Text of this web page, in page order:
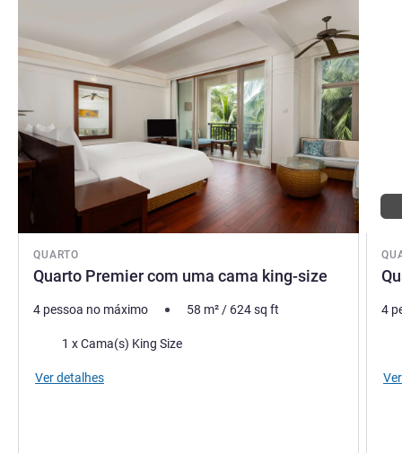
QUARTO
Quarto Premier com uma cama king-size
4 pessoa no máximo 58 m²/ 624sq ft
Cama1 x Cama(s) King Size
Ver detalhes
4